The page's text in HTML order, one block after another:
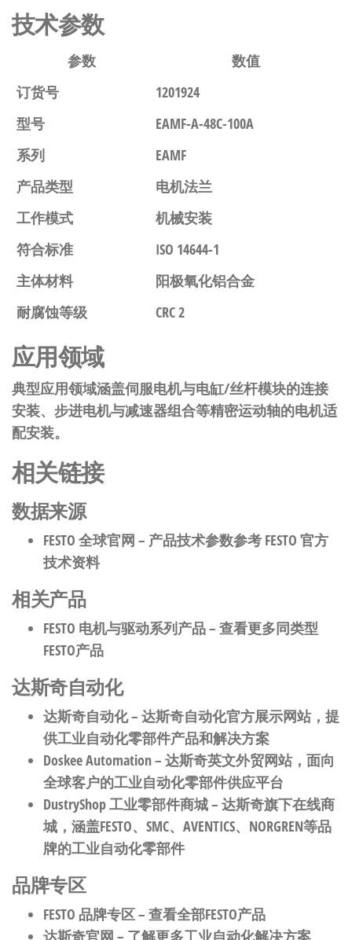
技术参数
参数
数值
订货号
1201924
型号
EAMF-A-48C-100A
系列
EAMF
产品类型
电机法兰
工作模式
机械安装
符合标准
ISO 14644-1
主体材料
阳极氧化铝合金
耐腐蚀等级
CRC 2
应用领域
典型应用领域涵盖伺服电机与电缸/丝杆模块的连接
安装、步进电机与减速器组合等精密运动轴的电机适
配安装。
相关链接
数据来源
FESTO 全球官网 – 产品技术参数参考 FESTO 官方
技术资料
相关产品
FESTO 电机与驱动系列产品– 查看更多同类型
FESTO产品
达斯奇自动化
达斯奇自动化– 达斯奇自动化官方展示网站，提
供工业自动化零部件产品和解决方案
Doskee Automation– 达斯奇英文外贸网站，面向
全球客户的工业自动化零部件供应平台
DustryShop 工业零部件商城– 达斯奇旗下在线商
城，涵盖FESTO、SMC、AVENTICS、NORGREN等品
牌的工业自动化零部件
品牌专区
FESTO 品牌专区– 查看全部FESTO产品
达斯奇官网 – 了解更多工业自动化解决方案